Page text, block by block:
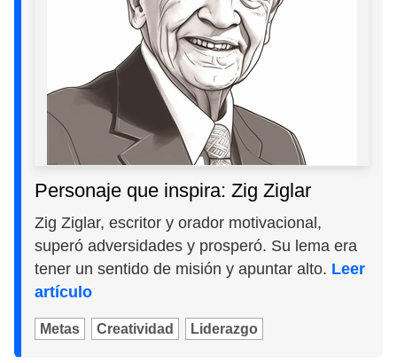
Personaje que inspira: Zig Ziglar
Zig Ziglar, escritor y orador motivacional,
superó adversidades y prosperó. Su lema era
tener un sentido de misión y apuntar alto. Leer
artículo
Metas Creatividad Liderazgo